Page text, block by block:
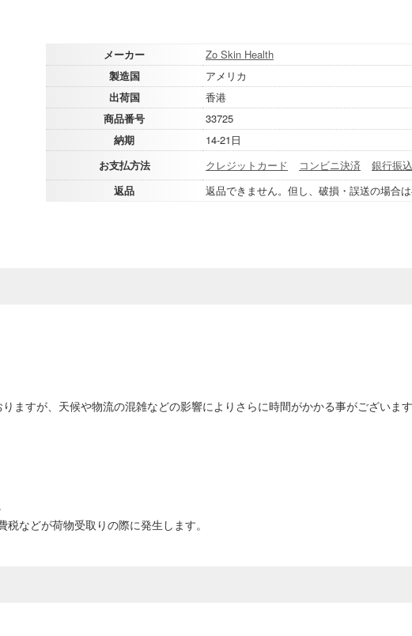
メーカー
Zo Skin Health
製造国
アメリカ
出荷国
香港
商品番号
33725
納期
14-21日
お支払方法
クレジットカード コンビニ決済 銀行振込
返品
返品できません。但し、破損・誤送の場合
ますが、天候や物流の混雑などの影響によりさらに時間がかかる事がございま
などが荷物受取りの際に発生します。